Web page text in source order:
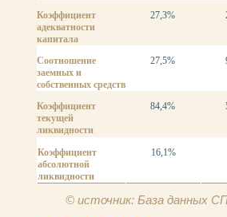
Коэффициент
адекватности
капитала
27,3%
Соотношение
заемных и
собственных средств
27,5%
Коэффициент
текущей
ликвидности
84,4%
Коэффициент
абсолютной
ликвидности
16,1%
© источник: База данных